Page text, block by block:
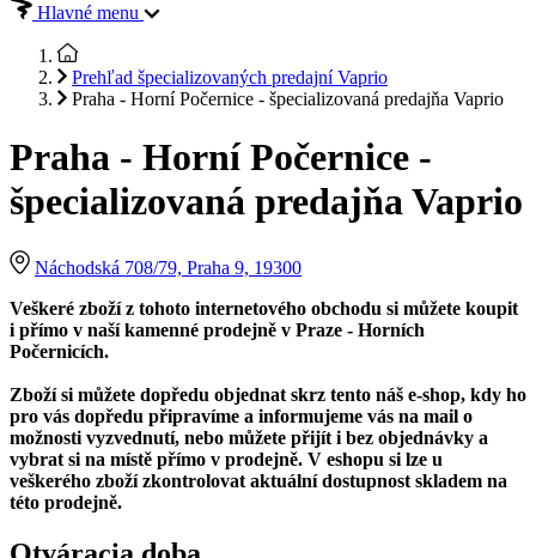
Hlavné menu
Prehľad špecializovaných predajní Vaprio
Praha - Horní Počernice - špecializovaná predajňa Vaprio
Praha - Horní Počernice -
špecializovaná predajňa Vaprio
Náchodská 708/79, Praha 9, 19300
Veškeré zboží z tohoto internetového obchodu si můžete koupit
i přímo v naší kamenné prodejně v Praze - Horních
Počernicích.
Zboží si můžete dopředu objednat skrz tento náš e-shop, kdy ho
pro vás dopředu připravíme a informujeme vás na mail o
možnosti vyzvednutí, nebo můžete přijít i bez objednávky a
vybrat si na místě přímo v prodejně. V eshopu si lze u
veškerého zboží zkontrolovat aktuální dostupnost skladem na
této prodejně.